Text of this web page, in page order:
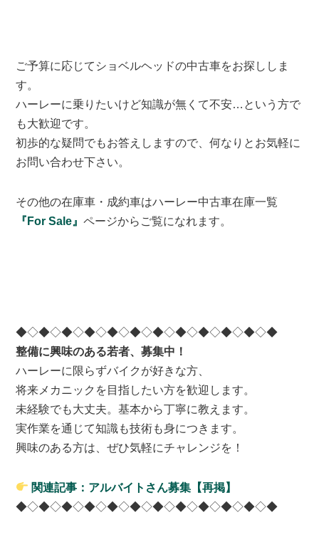
ご予算に応じてショベルヘッドの中古車をお探ししま
す。
ハーレーに乗りたいけど知識が無くて不安…という方で
も大歓迎です。
初歩的な疑問でもお答えしますので、何なりとお気軽に
お問い合わせ下さい。
その他の在庫車・成約車はハーレー中古車在庫一覧
『For Sale』 ページからご覧になれます。
◆◇◆◇◆◇◆◇◆◇◆◇◆◇◆◇◆◇◆◇◆◇◆
整備に興味のある若者、募集中！
ハーレーに限らずバイクが好きな方、
将来メカニックを目指したい方を歓迎します。
未経験でも大丈夫。基本から丁寧に教えます。
実作業を通じて知識も技術も身につきます。
興味のある方は、ぜひ気軽にチャレンジを！
関連記事：アルバイトさん募集【再掲】
◆◇◆◇◆◇◆◇◆◇◆◇◆◇◆◇◆◇◆◇◆◇◆